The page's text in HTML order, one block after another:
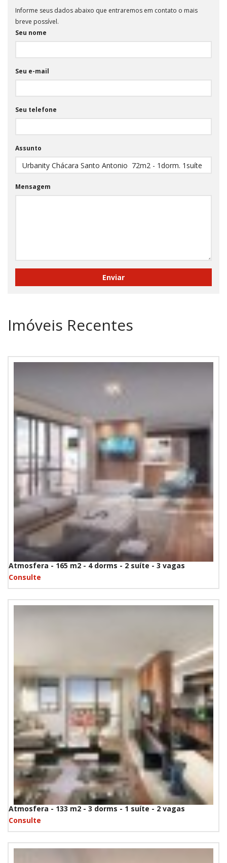
Informe seus dados abaixo que entraremos em contato o mais
breve possível.
Seu nome
Seu e-mail
Seu telefone
Assunto
Mensagem
Imóveis Recentes
Atmosfera - 165 m2 - 4 dorms - 2 suíte - 3 vagas
Consulte
Atmosfera - 133 m2 - 3 dorms - 1 suíte - 2 vagas
Consulte